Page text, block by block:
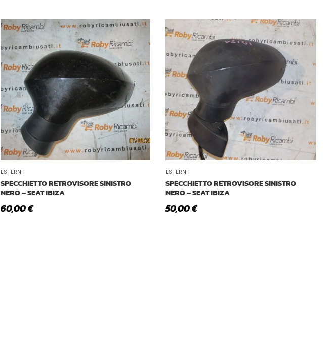
ESTERNI
SPECCHIETTO RETROVISORE SINISTRO
NERO – SEAT IBIZA
60,00€
ESTERNI
SPECCHIETTO RETROVISORE SINISTRO
NERO – SEAT IBIZA
50,00€